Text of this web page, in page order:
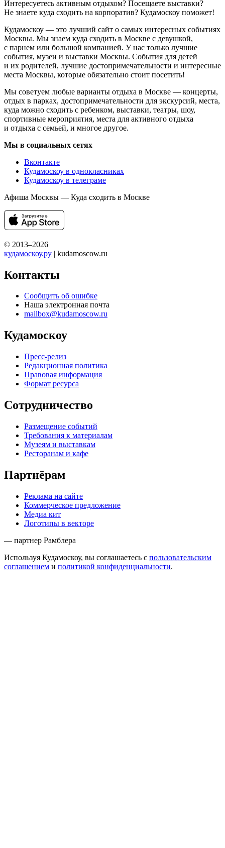
Интересуетесь активным отдыхом? Посещаете выставки?
Не знаете куда сходить на корпоратив? Кудамоскоу поможет!
Кудамоскоу — это лучший сайт о самых интересных событиях
Москвы. Мы знаем куда сходить в Москве с девушкой,
с парнем или большой компанией. У нас только лучшие
события, музеи и выставки Москвы. События для детей
и их родителей, лучшие достопримечательности и интересные
места Москвы, которые обязательно стоит посетить!
Мы советуем любые варианты отдыха в Москве — концерты,
отдых в парках, достопримечательности для экскурсий, места,
куда можно сходить с ребенком, выставки, театры, шоу,
спортивные мероприятия, места для активного отдыха
и отдыха с семьей, и многое другое.
Мы в социальных сетях
Вконтакте
Кудамоскоу в однокласниках
Кудамоскоу в телеграме
Афиша Москвы — Куда сходить в Москве
© 2013–2026
кудамоскоу.ру | kudamoscow.ru
Контакты
Сообщить об ошибке
Наша электронная почта
mailbox@kudamoscow.ru
Кудамоскоу
Пресс-релиз
Редакционная политика
Правовая информация
Формат ресурса
Сотрудничество
Размещение событий
Требования к материалам
Музеям и выставкам
Ресторанам и кафе
Партнёрам
Реклама на сайте
Коммерческое предложение
Медиа кит
Логотипы в векторе
— партнер Рамблера
Используя Кудамоскоу, вы соглашаетесь с пользовательским
соглашением и политикой конфиденциальности.